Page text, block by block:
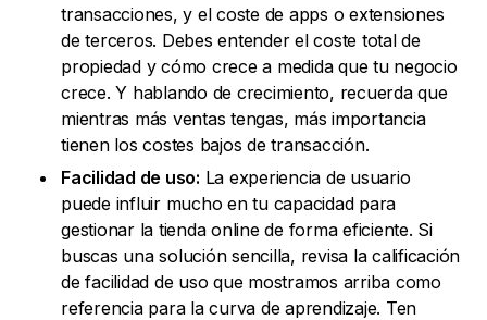
transacciones, y el coste de apps o extensiones
de terceros. Debes entender el coste total de
propiedad y cómo crece a medida que tu negocio
crece. Y hablando de crecimiento, recuerda que
mientras más ventas tengas, más importancia
tienen los costes bajos de transacción.
Facilidad de uso: La experiencia de usuario
puede influir mucho en tu capacidad para
gestionar la tienda online de forma eficiente. Si
buscas una solución sencilla, revisa la calificación
de facilidad de uso que mostramos arriba como
referencia para la curva de aprendizaje. Ten